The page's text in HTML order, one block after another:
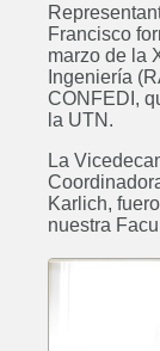
Francisco
marzo de la
Ingeniería
CONFEDI,
la UTN.
La
Karlich,
nuestra